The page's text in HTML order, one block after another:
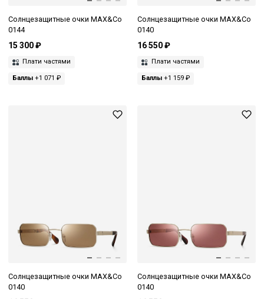
Солнцезащитные очки MAX&Co
0144
15 300 ₽
Плати частями
Баллы +1 071 ₽
Солнцезащитные очки MAX&Co
0140
16 550 ₽
Плати частями
Баллы+1 159 ₽
Солнцезащитные очки MAX&Co
0140
Солнцезащитные очки MAX&Co
0140